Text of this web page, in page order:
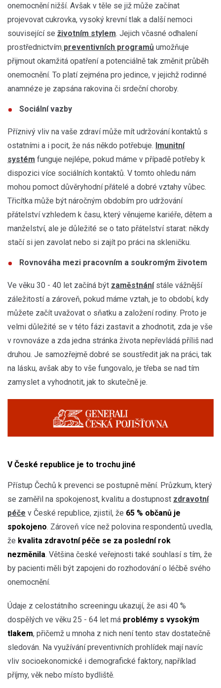
onemocnění nižší. Avšak v těle se již může začínat
projevovat cukrovka, vysoký krevní tlak a další nemoci
související se životním stylem. Jejich včasné odhalení
prostřednictvím preventivních programů umožňuje
přijmout okamžitá opatření a potenciálně tak změnit průběh
onemocnění. To platí zejména pro jedince, v jejichž rodinné
anamnéze je zapsána rakovina či srdeční choroby.
Sociální vazby
Příznivý vliv na vaše zdraví může mít udržování kontaktů s
ostatními a i pocit, že nás někdo potřebuje. Imunitní
systém funguje nejlépe, pokud máme v případě potřeby k
dispozici více sociálních kontaktů. V tomto ohledu nám
mohou pomoct důvěryhodní přátelé a dobré vztahy vůbec.
Třicítka může být náročným obdobím pro udržování
přátelství vzhledem k času, který věnujeme kariéře, dětem a
manželství, ale je důležité se o tato přátelství starat: někdy
stačí si jen zavolat nebo si zajít po práci na skleničku.
Rovnováha mezi pracovním a soukromým životem
Ve věku 30 - 40 let začíná být zaměstnánístále vážnější
záležitostí a zároveň, pokud máme vztah, je to období, kdy
můžete začít uvažovat o sňatku a založení rodiny. Proto je
velmi důležité se v této fázi zastavit a zhodnotit, zda je vše
v rovnováze a zda jedna stránka života nepřevládá příliš nad
druhou. Je samozřejmě dobré se soustředit jak na práci, tak
na lásku, avšak aby to vše fungovalo, je třeba se nad tím
zamyslet a vyhodnotit, jak to skutečně je.
V České republice je to trochu jiné
Přístup Čechů k prevenci se postupně mění. Průzkum, který
se zaměřil na spokojenost, kvalitu a dostupnost zdravotní
péče v České republice, zjistil, že 65 % občanů je
spokojeno. Zároveň více než polovina respondentů uvedla,
že kvalita zdravotní péče se za poslední rok
nezměnila. Většina české veřejnosti také souhlasí s tím, že
by pacienti měli být zapojeni do rozhodování o léčbě svého
onemocnění.
Údaje z celostátního screeningu ukazují, že asi 40 %
dospělých ve věku 25 - 64 let má problémy s vysokým
tlakem, přičemž u mnoha z nich není tento stav dostatečně
sledován. Na využívání preventivních prohlídek mají navíc
vliv socioekonomické i demografické faktory, například
příjmy, věk nebo místo bydliště.